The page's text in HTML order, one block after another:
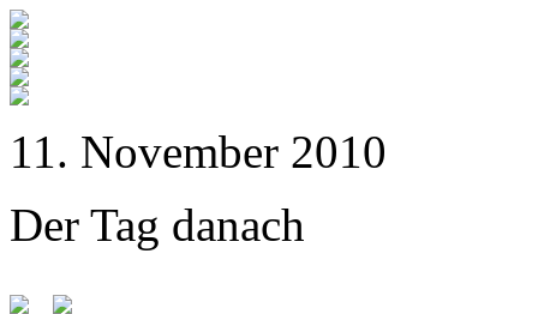
11. November 2010
Der Tag danach